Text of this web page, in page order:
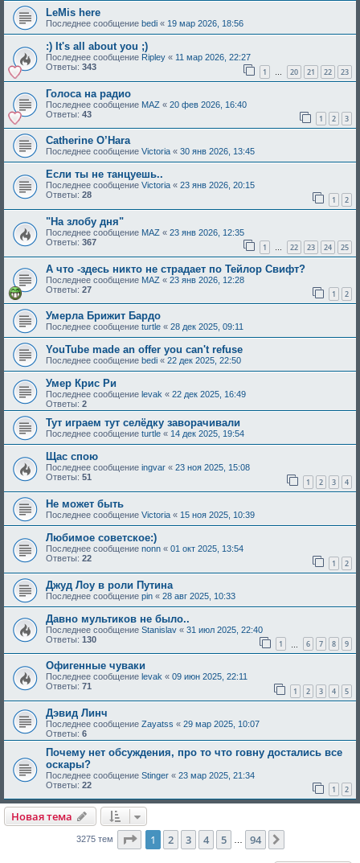
LeMis here
Последнее сообщение bedi « 19 мар 2026, 18:56
:) It's all about you ;)
Последнее сообщение Ripley « 11 мар 2026, 22:27
Ответы: 343 1 … 20 21 22 23
Голоса на радио
Последнее сообщение MAZ « 20 фев 2026, 16:40
Ответы: 43 1 2 3
Catherine O’Hara
Последнее сообщение Victoria « 30 янв 2026, 13:45
Если ты нe танцуешь..
Последнее сообщение Victoria « 23 янв 2026, 20:15
Ответы: 28 1 2
"На злобу дня"
Последнее сообщение MAZ « 23 янв 2026, 12:35
Ответы: 367 1 … 22 23 24 25
А что -здесь никто не страдает по Тейлор Свифт?
Последнее сообщение MAZ « 23 янв 2026, 12:28
Ответы: 27 1 2
Умерла Брижит Бардо
Последнее сообщение turtle « 28 дек 2025, 09:11
YouTube made an offer you can't refuse
Последнее сообщение bedi « 22 дек 2025, 22:50
Умер Крис Ри
Последнее сообщение levak « 22 дек 2025, 16:49
Ответы: 2
Тут играем тут селёдку заворачивали
Последнее сообщение turtle « 14 дек 2025, 19:54
Щас спою
Последнее сообщение ingvar « 23 ноя 2025, 15:08
Ответы: 51 1 2 3 4
Не может быть
Последнее сообщение Victoria « 15 ноя 2025, 10:39
Любимое советское:)
Последнее сообщение nonn « 01 окт 2025, 13:54
Ответы: 22 1 2
Джуд Лоу в роли Путина
Последнее сообщение pin « 28 авг 2025, 10:33
Давно мультиков не было..
Последнее сообщение Stanislav « 31 июл 2025, 22:40
Ответы: 130 1 6 7 8 9
Офигенные чуваки
Последнее сообщение levak « 09 июн 2025, 22:11
Ответы: 71 1 2 3 4 5
Дэвид Линч
Последнее сообщение Zayatss « 29 мар 2025, 10:07
Ответы: 6
Почему нет обсуждения, про то что говну достались все
оскары?
Последнее сообщение Stinger « 23 мар 2025, 21:34
Ответы: 22 1 2
Новая тема
3275 тем Страница из 94
1 2 3 4 5 … 94